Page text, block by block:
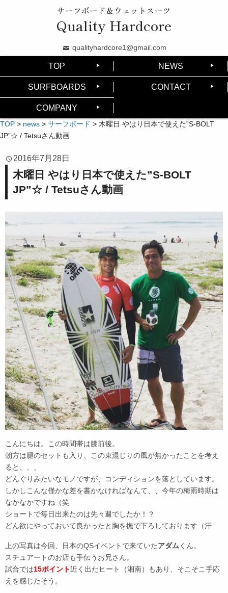
サーフボード＆ウェットスーツ
Quality Hardcore
qualityhardcore1@gmail.com
TOP NEWS
SURFBOARDS CONTACT
COMPANY
TOP > news > サーフボード > 木曜日 やはり日本で使えた”S-BOLT
JP”☆ / Tetsuさん動画
2016年7月28日
木曜日 やはり日本で使えた”S-BOLT
JP”☆ / Tetsuさん動画
こんにちは。この時間帯は膝前後。
朝方は腿のセットも入り、この東混じりの風が無かったことを考え
ると、、、
どんぐりみたいなモノですが、コンディションを落としています。
しかしこんな僅かな差を書かなければなんて、、今年の梅雨時期は
なかなかですね（笑
ショートで毎日出来たのは先々週でしたか！？
どん欲にやっておいて良かったと胸を撫で下ろしております（汗
上の写真は今回、日本のQSイベントで来ていたアダムくん。
スチュアートのお店も手伝うお兄さん。
試合では15ポイント近く出たヒート（湘南）もあり、そこそこ手応
えを感じたそう。